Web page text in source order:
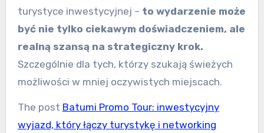
turystyce inwestycyjnej – to wydarzenie może
być nie tylko ciekawym doświadczeniem, ale
realną szansą na strategiczny krok.
Szczególnie dla tych, którzy szukają świeżych
możliwości w mniej oczywistych miejscach.
The post Batumi Promo Tour: inwestycyjny
wyjazd, który łączy turystykę i networking